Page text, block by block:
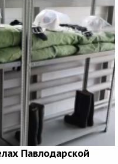
Павлодарской